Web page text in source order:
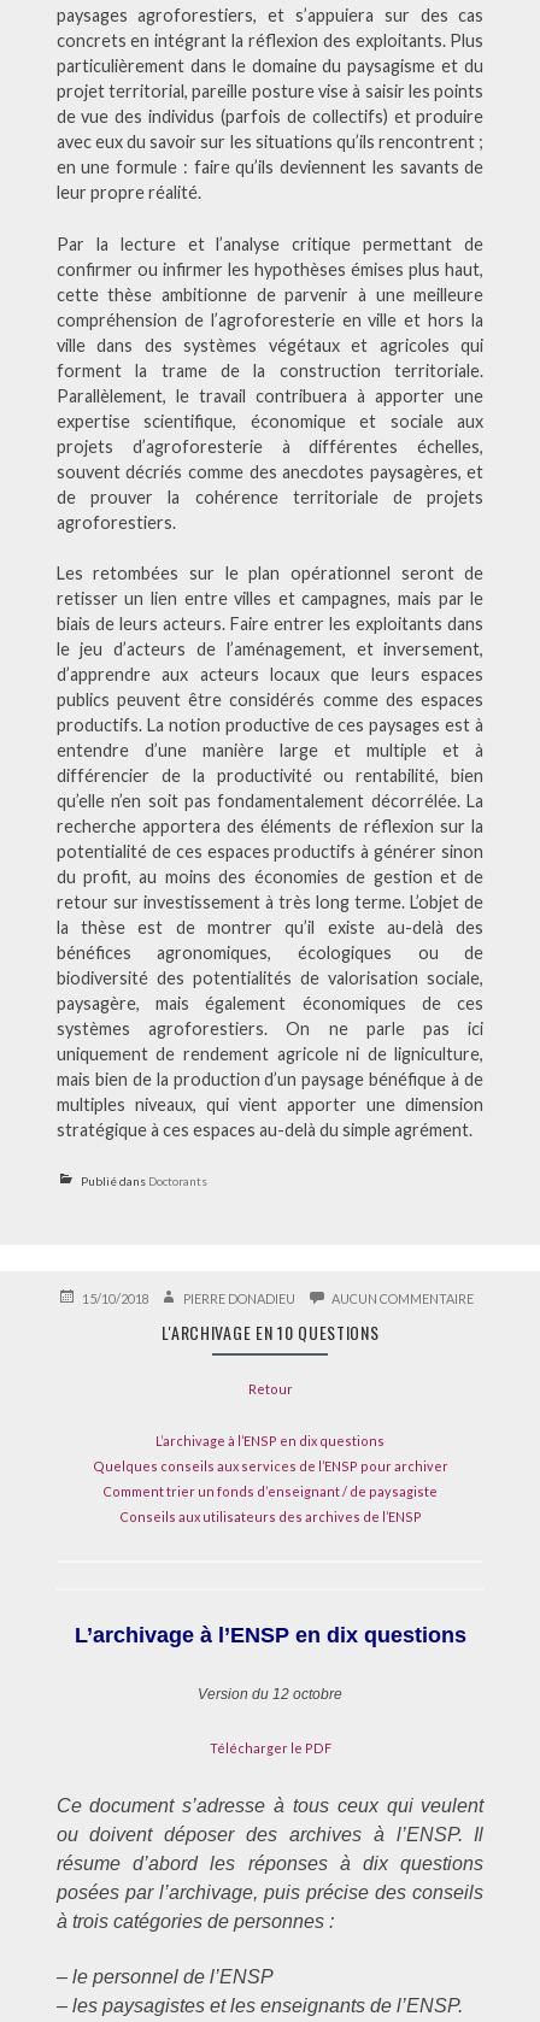
paysages agroforestiers, et s’appuiera sur des cas
concrets en intégrant la réflexion des exploitants. Plus
particulièrement dans le domaine du paysagisme et du
projet territorial, pareille posture vise à saisir les points
de vue des individus (parfois de collectifs) et produire
avec eux du savoir sur les situations qu’ils rencontrent ;
en une formule : faire qu’ils deviennent les savants de
leur propre réalité.
Par la lecture et l’analyse critique permettant de
confirmer ou infirmer les hypothèses émises plus haut,
cette thèse ambitionne de parvenir à une meilleure
compréhension de l’agroforesterie en ville et hors la
ville dans des systèmes végétaux et agricoles qui
forment la trame de la construction territoriale.
Parallèlement, le travail contribuera à apporter une
expertise scientifique, économique et sociale aux
projets d’agroforesterie à différentes échelles,
souvent décriés comme des anecdotes paysagères, et
de prouver la cohérence territoriale de projets
agroforestiers.
Les retombées sur le plan opérationnel seront de
retisser un lien entre villes et campagnes, mais par le
biais de leurs acteurs. Faire entrer les exploitants dans
le jeu d’acteurs de l’aménagement, et inversement,
d’apprendre aux acteurs locaux que leurs espaces
publics peuvent être considérés comme des espaces
productifs. La notion productive de ces paysages est à
entendre d’une manière large et multiple et à
différencier de la productivité ou rentabilité, bien
qu’elle n’en soit pas fondamentalement décorrélée. La
recherche apportera des éléments de réflexion sur la
potentialité de ces espaces productifs à générer sinon
du profit, au moins des économies de gestion et de
retour sur investissement à très long terme. L’objet de
la thèse est de montrer qu’il existe au-delà des
bénéfices agronomiques, écologiques ou de
biodiversité des potentialités de valorisation sociale,
paysagère, mais également économiques de ces
systèmes agroforestiers. On ne parle pas ici
uniquement de rendement agricole ni de ligniculture,
mais bien de la production d’un paysage bénéfique à de
multiples niveaux, qui vient apporter une dimension
stratégique à ces espaces au-delà du simple agrément.
Publié dans Doctorants
PUBLIÉ15/10/2018 AUTEURPIERRE DONADIEU AUCUN COMMENTAIRESUR
L'ARCHIVAGE EN 10 QUESTIONS
Retour
L’archivage à l’ENSP en dix questions
Quelques conseils aux services de l’ENSP pour archiver
Comment trier un fonds d’enseignant / de paysagiste
Conseils aux utilisateurs des archives de l’ENSP
L’archivage à l’ENSP en dix questions
Version du 12 octobre
Télécharger le PDF
Ce document s’adresse à tous ceux qui veulent
ou doivent déposer des archives à l’ENSP. Il
résume d’abord les réponses à dix questions
posées par l’archivage, puis précise des conseils
à trois catégories de personnes :
– le personnel de l’ENSP
– les paysagistes et les enseignants de l’ENSP.